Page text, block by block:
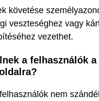
követése
veszteséghez vagy
vezethet.
a felhasználók a
nem